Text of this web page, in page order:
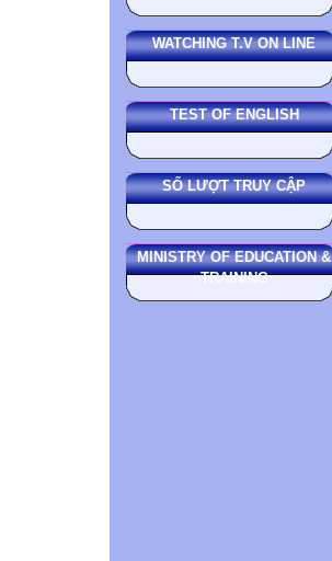
WATCHING T.V ON LINE
TEST OF ENGLISH
SỐ LƯỢT TRUY CẬP
MINISTRY OF EDUCATION &
TRAINING